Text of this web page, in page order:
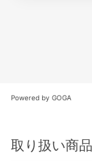
Powered by GOGA
取り扱い商品